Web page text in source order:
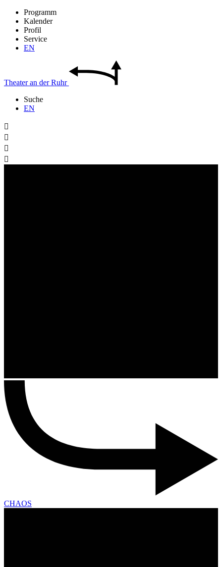
Programm
Kalender
Profil
Service
EN
Theateran derRuhr
Suche
EN




CHAOS